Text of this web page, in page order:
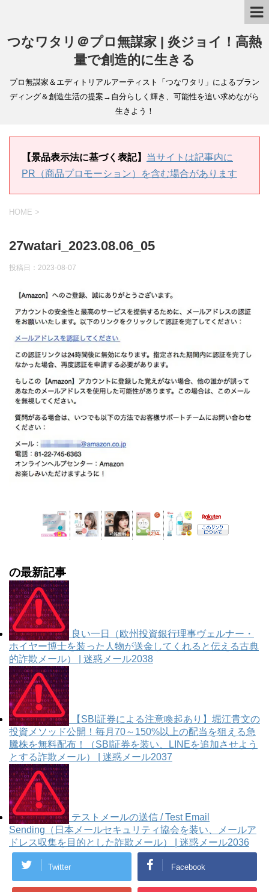
つなワタリ＠プロ無謀家 | 炎ジョイ！高熱
量で創造的に生きる
プロ無謀家＆エディトリアルアーティスト「つなワタリ」によるブラン
ディング＆創造生活の提案→自分らしく輝き、可能性を追い求めながら
生きよう！
【景品表示法に基づく表記】 当サイトは記事内に
PR（商品プロモーション）を含む場合があります
HOME >
27watari_2023.08.06_05
投稿日： 2023-08-07
の最新記事
良い一日（欧州投資銀行理事ヴェルナー・
ホイヤー博士を装った人物が送金してくれると伝える古典
的詐欺メール） | 迷惑メール2038
【SBI証券による注意喚起あり】堀江貴文の
投資メソッド公開！毎月70～150%以上の配当を狙える急
騰株を無料配布！（SBI証券を装い、LINEを追加させよう
とする詐欺メール） | 迷惑メール2037
テストメールの送信 / Test Email
Sending（日本メールセキュリティ協会を装い、メールア
ドレス収集を目的とした詐欺メール） | 迷惑メール2036
Twitter Facebook